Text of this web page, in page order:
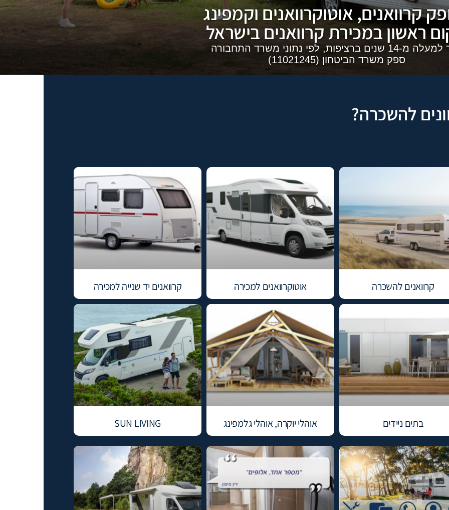
קרוואנים, אוטוקרוואנים וקמפינג
ראשון במכירת קרוואנים בישראל
שנים ברציפות, לפי נתוני משרד התחבורה
ספק משרד הביטחון (11021245)
להשכרה?
קרוואנים להשכרה אוטוקרוואנים למכירה קרוואנים יד שנייה למכירה
בתים ניידים אוהלי יוקרה, אוהלי גלמפינג SUN LIVING